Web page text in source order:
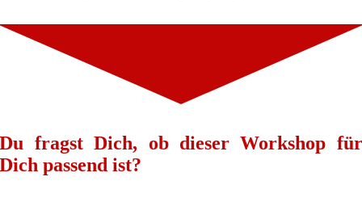
Du fragst Dich, ob dieser Workshop für
Dich passend ist?